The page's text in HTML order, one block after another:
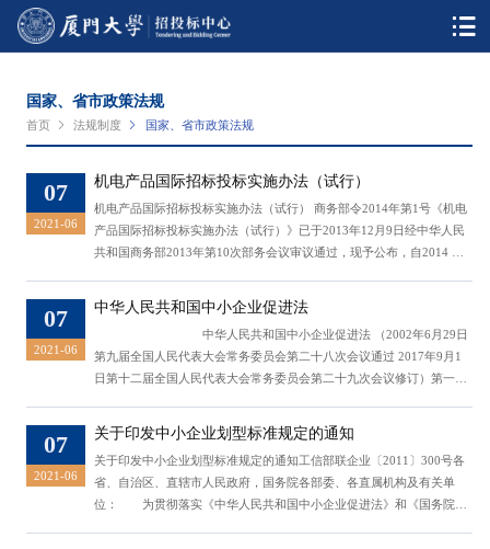
国家、省市政策法规
首页 法规制度 国家、省市政策法规
07
2021-06
机电产品国际招标投标实施办法（试行）
机电产品国际招标投标实施办法（试行） 商务部令2014年第1号《机电
产品国际招标投标实施办法（试行）》已于2013年12月9日经中华人民
共和国商务部2013年第10次部务会议审议通过，现予公布，自2014 年4
章 总 则 第一条 为了规范机电产品国际招标投标活动，保护国家利
益、社会公共利益和招标投标活动...
07
2021-06
中华人民共和国中小企业促进法
中华人民共和国中小企业促进法 （2002年6月29日
第九届全国人民代表大会常务委员会第二十八次会议通过 2017年9月1
日第十二届全国人民代表大会常务委员会第二十九次会议修订）​第一
企业健康发展，扩大城乡就业，发挥中小企业在国民经济和社会发展中
的重要作用...
07
2021-06
关于印发中小企业划型标准规定的通知
关于印发中小企业划型标准规定的通知​工信部联企业〔2011〕300号各
省、自治区、直辖市人民政府，国务院各部委、各直属机构及有关单
位： 为贯彻落实《中华人民共和国中小企业促进法》和《国务院关